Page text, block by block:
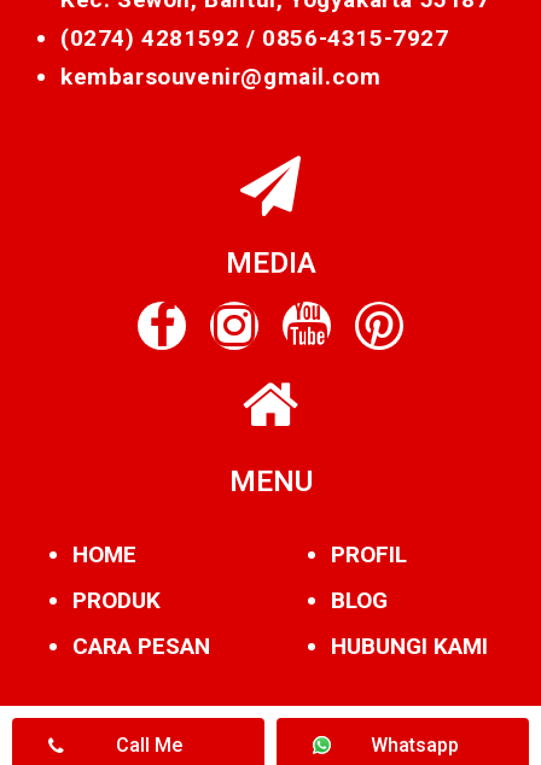
(0274) 4281592 / 0856-4315-7927
kembarsouvenir@gmail.com
MEDIA
MENU
HOME
PRODUK
CARA PESAN
PROFIL
BLOG
HUBUNGI KAMI
Call Me Whatsapp